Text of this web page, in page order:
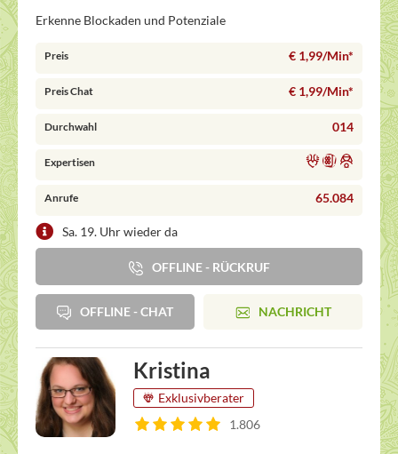
Erkenne Blockaden und Potenziale
Preis € 1,99/Min*
Preis Chat € 1,99/Min*
Durchwahl 014
Expertisen
Anrufe 65.084
Sa. 19. Uhr wieder da
OFFLINE - RÜCKRUF
OFFLINE - CHAT NACHRICHT
Kristina
Exklusivberater
1.806